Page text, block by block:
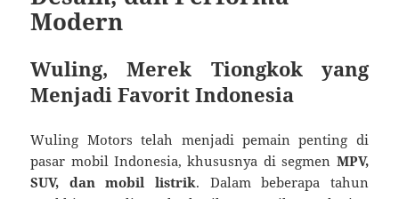
Modern
Wuling, Merek Tiongkok yang
Menjadi Favorit Indonesia
Wuling Motors telah menjadi pemain penting di
pasar mobil Indonesia, khususnya di segmen MPV,
SUV, dan mobil listrik. Dalam beberapa tahun